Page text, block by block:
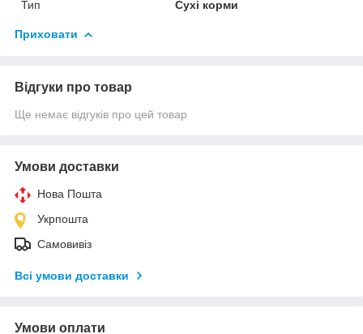
Тип Сухі корми
Приховати
Відгуки про товар
Ще немає відгуків про цей товар
Умови доставки
Нова Пошта
Укрпошта
Самовивіз
Всі умови доставки
Умови оплати